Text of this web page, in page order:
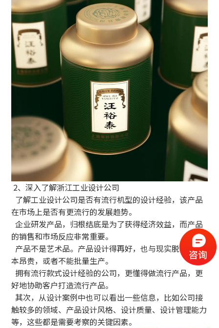
2、深入了解浙江工业设计公司
了解工业设计公司是否有流行机型的设计经验，该产品
在市场上是否有更流行的发展趋势。
企业研发产品，归根结底是为了获得经济效益，而产品
的销售和市场反应非常重要。
产品不是艺术品。产品设计得再好，也与现实脱节，成
本昂贵，或者不能批量生产。
拥有流行款式设计经验的公司，更懂得做流行产品，更
好地协助客户打造流行产品。
其次，从设计案例中也可以看出一些信息，比如公司接
触较多的领域、产品设计风格、设计质量、设计管理能力
等，这些都是需要考察的关键因素。